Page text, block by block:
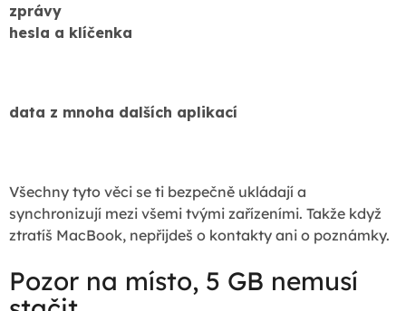
zprávy
hesla a klíčenka
data z mnoha dalších aplikací
Všechny tyto věci se ti bezpečně ukládají a
synchronizují mezi všemi tvými zařízeními. Takže když
ztratíš MacBook, nepřijdeš o kontakty ani o poznámky.
Pozor na místo, 5 GB nemusí